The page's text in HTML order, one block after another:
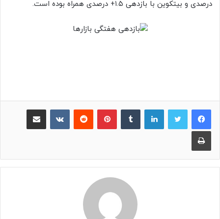
درصدی و بیتکوین با بازدهی ۱.۵+ درصدی همراه بوده است.
لینکدین پینترست ‫رددیت
چاپ